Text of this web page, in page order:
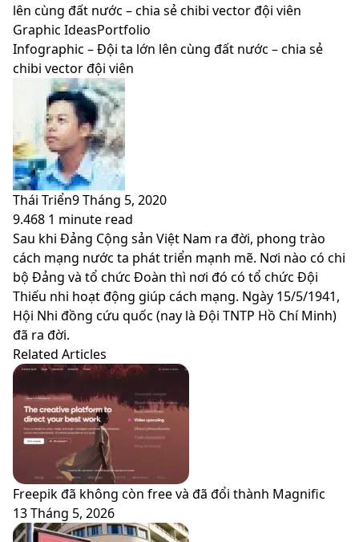
skin
lên cùng đất nước – chia sẻ chibi vector đội viên
Graphic IdeasPortfolio
Infographic – Đội ta lớn lên cùng đất nước – chia sẻ
chibi vector đội viên
Thái Triển9 Tháng 5, 2020
9.468 1 minute read
Facebook
X
LinkedIn
Pinterest
Messenger
Messenger
WhatsApp
Telegram
Viber
Share
via
Email
Print
Sau khi Đảng Cộng sản Việt Nam ra đời, phong trào
cách mạng nước ta phát triển mạnh mẽ. Nơi nào có chi
bộ Đảng và tổ chức Đoàn thì nơi đó có tổ chức Đội
Thiếu nhi hoạt động giúp cách mạng. Ngày 15/5/1941,
Hội Nhi đồng cứu quốc (nay là Đội TNTP Hồ Chí Minh)
đã ra đời.
Related Articles
Freepik đã không còn free và đã đổi thành Magnific
13 Tháng 5, 2026